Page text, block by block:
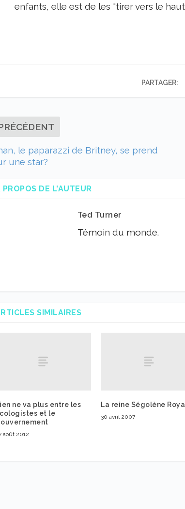
enfants, elle est de les "tirer vers le
PARTAGER:
le paparazzi de Britney, se prend
une star?
PROPOS DE L'AUTEUR
Ted Turner
Témoin du monde.
SIMILAIRES
ne va plus entre les
et le
août 2012
La reine Ségolène
30 avril 2007